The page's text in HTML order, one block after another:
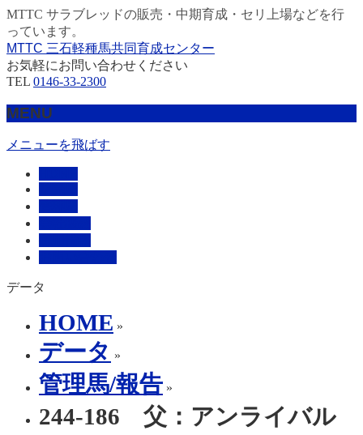
MTTC サラブレッドの販売・中期育成・セリ上場などを行
っています。
MTTC 三石軽種馬共同育成センター
お気軽にお問い合わせください
TEL 0146-33-2300
MENU
メニューを飛ばす
データ
HOME »
データ »
管理馬/報告 »
244-186 父：アンライバル